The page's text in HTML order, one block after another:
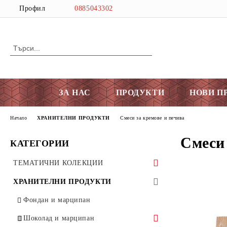
Профил 0885043302
ЗА НАС ПРОДУКТИ НОВИ
КАТЕГОРИИ
ТЕМАТИЧНИ КОЛЕКЦИИ
ЗА ВИНОТО И ЛЮБОВТА
Любов
ПРИНТ
Вино
ВЕЛИКДЕН
Резци
ХЕЛУИН
ХРАНИТЕЛНИ ПРОДУКТИ
Фондан и марципан
Шоколад и марципан
Начало ХРАНИТЕЛНИ ПРОДУКТИ Смеси за кремове и печива
Смеси